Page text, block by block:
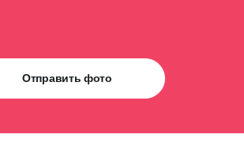
Отправить фото